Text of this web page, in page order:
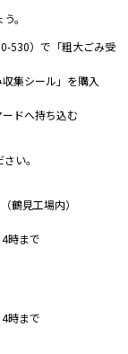
。
530） で「粗大ごみ受
集シール」を購入
ドへ持ち込む
い。
鶴見工場内）
時まで
時まで